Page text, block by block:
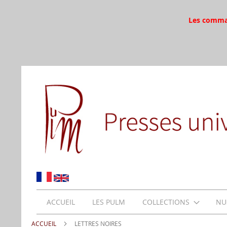
Les
ACCUEIL LES PULM COLLECTIONS
ACCUEIL LETTRES NOIRES